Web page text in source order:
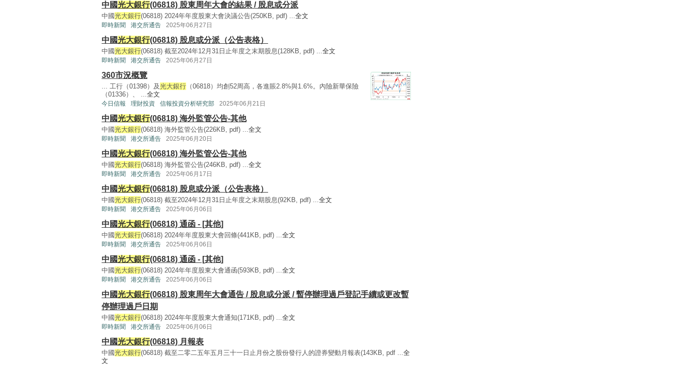
中國光大銀行(06818) 股東周年大會的結果 / 股息或分派
中國光大銀行(06818) 2024年年度股東大會決議公告(250KB, pdf) ...全文
即時新聞 港交所通告 2025年06月27日
中國光大銀行(06818) 股息或分派（公告表格）
中國光大銀行(06818) 截至2024年12月31日止年度之末期股息(128KB, pdf) ...全文
即時新聞 港交所通告 2025年06月27日
360市況概覽
... 工行（01398）及光大銀行 （06818）均創52周高，各進賬2.8%與1.6%。內險新華保險
（01336）、 ...全文
今日信報 理財投資 信報投資分析研究部 2025年06月21日
中國光大銀行(06818) 海外監管公告-其他
中國光大銀行(06818) 海外監管公告(226KB, pdf) ...全文
即時新聞 港交所通告 2025年06月20日
中國光大銀行(06818) 海外監管公告-其他
中國光大銀行(06818) 海外監管公告(246KB, pdf) ...全文
即時新聞 港交所通告 2025年06月17日
中國光大銀行(06818) 股息或分派（公告表格）
中國光大銀行(06818) 截至2024年12月31日止年度之末期股息(92KB, pdf) ...全文
即時新聞 港交所通告 2025年06月06日
中國光大銀行(06818) 通函 - [其他]
中國光大銀行(06818) 2024年年度股東大會回條(441KB, pdf) ...全文
即時新聞 港交所通告 2025年06月06日
中國光大銀行(06818) 通函 - [其他]
中國光大銀行(06818) 2024年年度股東大會通函(593KB, pdf) ...全文
即時新聞 港交所通告 2025年06月06日
中國光大銀行(06818) 股東周年大會通告 / 股息或分派 / 暫停辦理過戶登記手續或更改暫
停辦理過戶日期
中國光大銀行(06818) 2024年年度股東大會通知(171KB, pdf) ...全文
即時新聞 港交所通告 2025年06月06日
中國光大銀行(06818) 月報表
中國光大銀行(06818) 截至二零二五年五月三十一日止月份之股份發行人的證券變動月報表(143KB, pdf ...全
文